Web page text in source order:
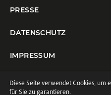
PRESSE
DATENSCHUTZ
IMPRESSUM
COOKIE-EINSTELLUNGEN
Diese Seite verwendet Cookies, um
für Sie zu garantieren.